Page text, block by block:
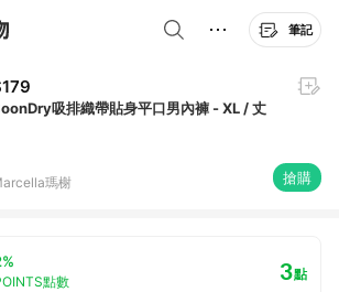
筆記
吸排織帶貼身平口男內褲 - XL / 丈
瑪榭 搶購
點數 3點